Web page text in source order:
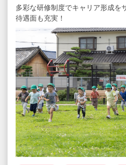
■通勤交通費 月
■時間外手当
【補助金】
※下記のどちら
摂津市保育士新
1,000,000円）
宿舎借り上げ制
年度末までの予
■昇給年1回（4月
■賞与年3回（7月
カ月分
多彩な研修制度でキャリア形成を
待遇面も充実！